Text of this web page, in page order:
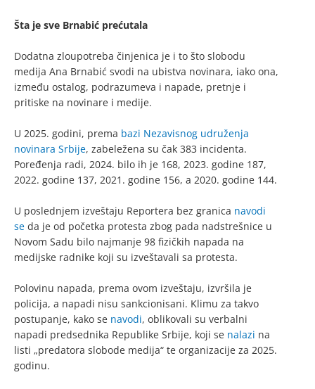
Šta je sve Brnabić prećutala
Dodatna zloupotreba činjenica je i to što slobodu
medija Ana Brnabić svodi na ubistva novinara, iako ona,
između ostalog, podrazumeva i napade, pretnje i
pritiske na novinare i medije.
U 2025. godini, prema bazi Nezavisnog udruženja
novinara Srbije, zabeležena su čak 383 incidenta.
Poređenja radi, 2024. bilo ih je 168, 2023. godine 187,
2022. godine 137, 2021. godine 156, a 2020. godine 144.
U poslednjem izveštaju Reportera bez granica navodi
se da je od početka protesta zbog pada nadstrešnice u
Novom Sadu bilo najmanje 98 fizičkih napada na
medijske radnike koji su izveštavali sa protesta.
Polovinu napada, prema ovom izveštaju, izvršila je
policija, a napadi nisu sankcionisani. Klimu za takvo
postupanje, kako se navodi, oblikovali su verbalni
napadi predsednika Republike Srbije, koji se nalazi na
listi „predatora slobode medija“ te organizacije za 2025.
godinu.